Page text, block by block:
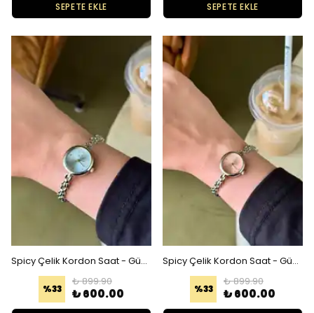
SEPETE EKLE SEPETE EKLE
Spicy Çelik Kordon Saat - Gümüş Mavi
%33
₺ 899.90
₺ 600.00
Spicy Çelik Kordon Saat - Gümüş Pembe
%33
₺ 899.90
₺ 600.00